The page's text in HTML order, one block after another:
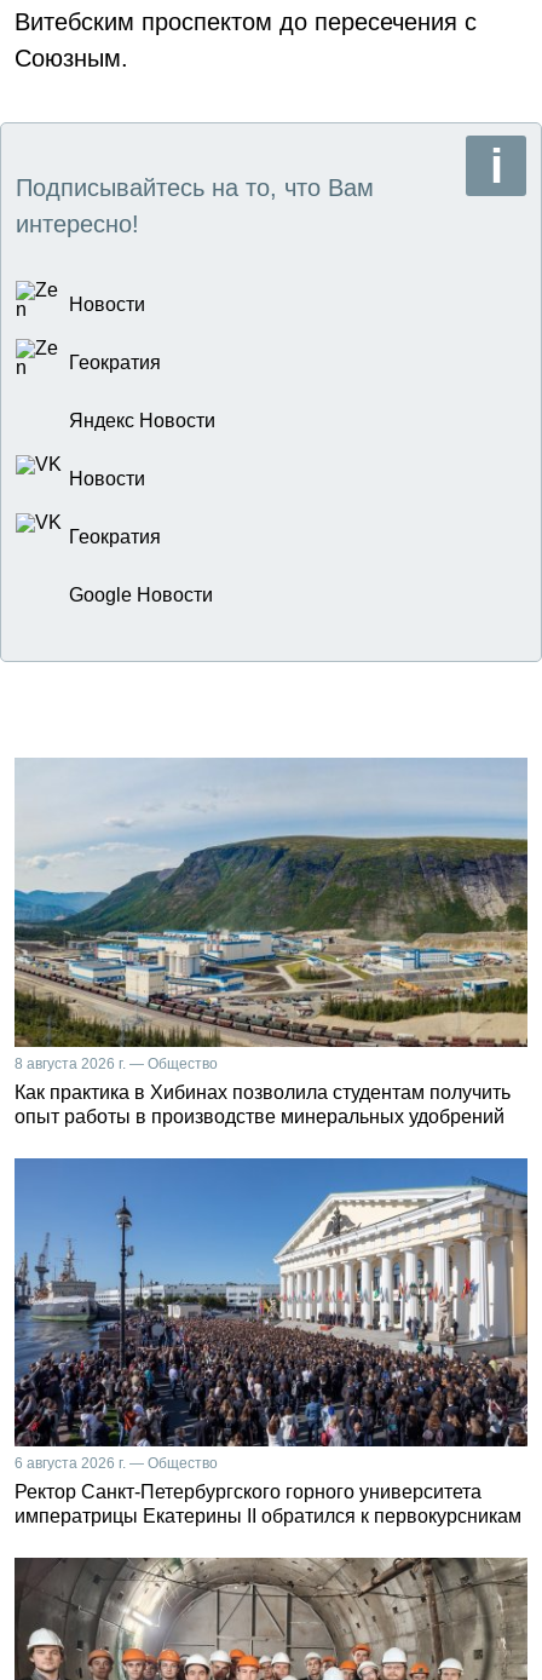
Витебским проспектом до пересечения с
Союзным.
Подписывайтесь на то, что Вам
интересно!
Новости
Геократия
Яндекс Новости
Новости
Геократия
Google Новости
8 августа 2026 г. — Общество
Как практика в Хибинах позволила студентам получить
опыт работы в производстве минеральных удобрений
6 августа 2026 г. — Общество
Ректор Санкт-Петербургского горного университета
императрицы Екатерины II обратился к первокурсникам